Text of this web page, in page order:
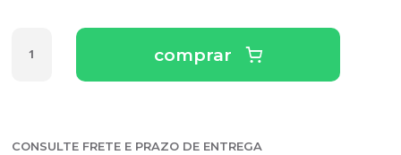
comprar
CONSULTE FRETE E PRAZO DE ENTREGA